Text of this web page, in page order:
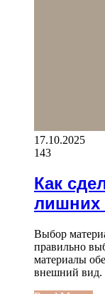
17.10.2025
143
Как
лишних
Выбор
правильно
материалы
внешний